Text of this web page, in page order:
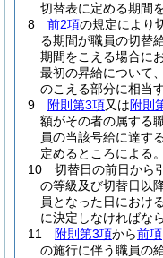
切替表に定める期間
8
前2項の規定により
る期間が職員の切替
期間をこえる場合に
最初の昇給について、
のこえる部分に相当
9
附則第3項又は附則
額がその者の属する
員の当該号給に達す
定めるところによる。
10
切替日の前日から
の等級及び切替日以
員となった日にお
に決定しなければな
11
附則第3項から前項
の施行に伴う職員の